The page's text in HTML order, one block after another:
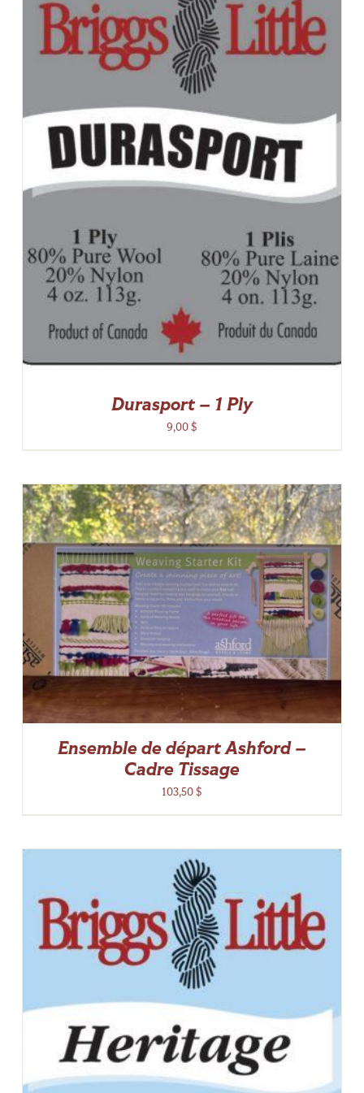
Durasport – 1 Ply
9,00$
Ensemble de départ Ashford –
Cadre Tissage
103,50$